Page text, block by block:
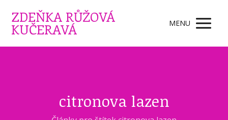
ZDEŇKA RŮŽOVÁ
KUČERAVÁ MENU
citronova lazen